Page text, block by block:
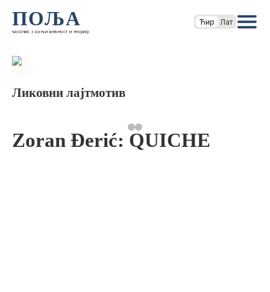
ПОЉА
часопис за књижевност и теорију
Ћир Лат
Ликовни лајтмотив
Zoran Đerić: QUICHE